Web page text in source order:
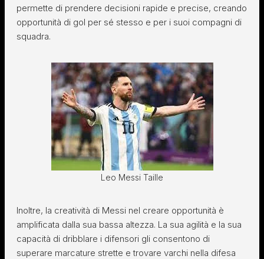
permette di prendere decisioni rapide e precise, creando
opportunità di gol per sé stesso e per i suoi compagni di
squadra.
Leo Messi Taille
Inoltre, la creatività di Messi nel creare opportunità è
amplificata dalla sua bassa altezza. La sua agilità e la sua
capacità di dribblare i difensori gli consentono di
superare marcature strette e trovare varchi nella difesa